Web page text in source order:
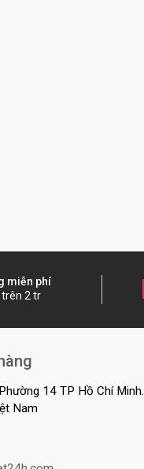
miễn phí
2 tr
14 TP Hồ Chí Minh.
Nam